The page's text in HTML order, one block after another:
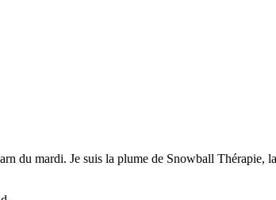
du mardi. Je suis la plume de Snowball Thérapie,